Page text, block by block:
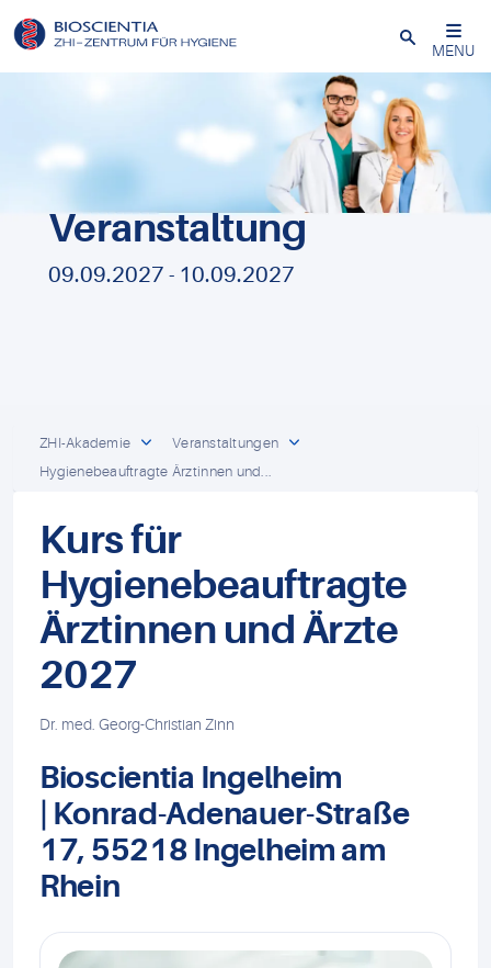
Schließen
MENU
Veranstaltung
09.09.2027 - 10.09.2027
ZHI-Akademie
Veranstaltungen
Hygienebeauftragte Ärztinnen und...
Kurs für
Hygienebeauftragte
Ärztinnen und Ärzte
2027
Dr. med. Georg-Christian Zinn
Bioscientia Ingelheim
| Konrad-Adenauer-Straße
17, 55218 Ingelheim am
Rhein